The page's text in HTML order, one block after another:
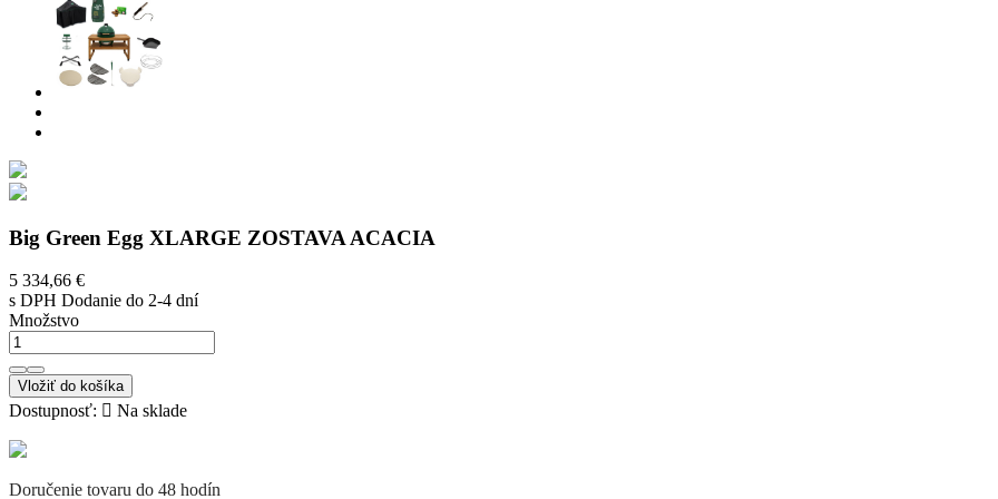
Big Green Egg XLARGE ZOSTAVA ACACIA
5 334,66 €
s DPH Dodanie do 2-4 dní
Množstvo
Vložiť do košíka
Dostupnosť:  Na sklade
Doručenie tovaru do 48 hodín